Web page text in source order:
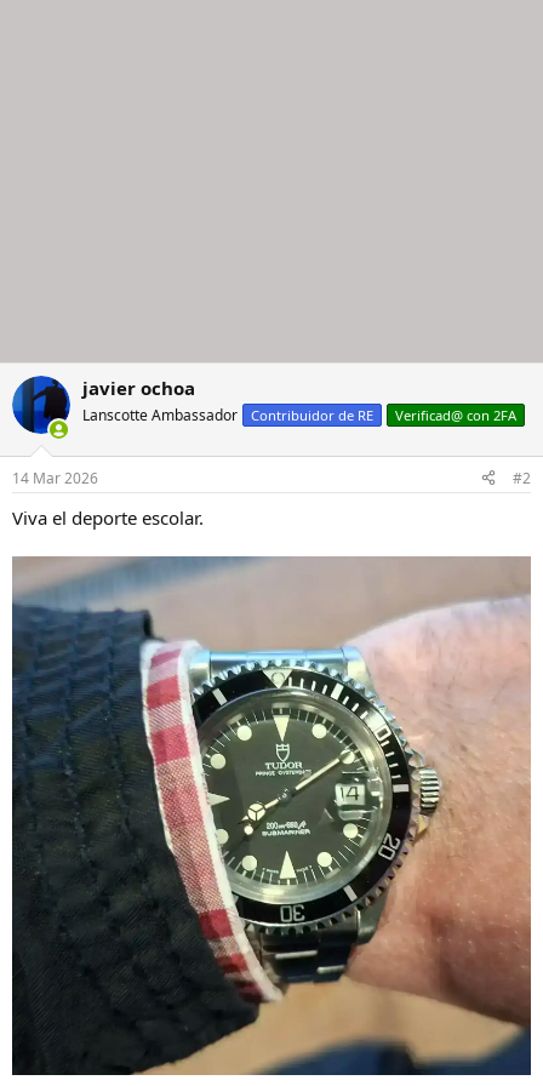
javier ochoa
Lanscotte Ambassador Contribuidor de RE Verificad@ con 2FA
14 Mar 2026 #2
Viva el deporte escolar.